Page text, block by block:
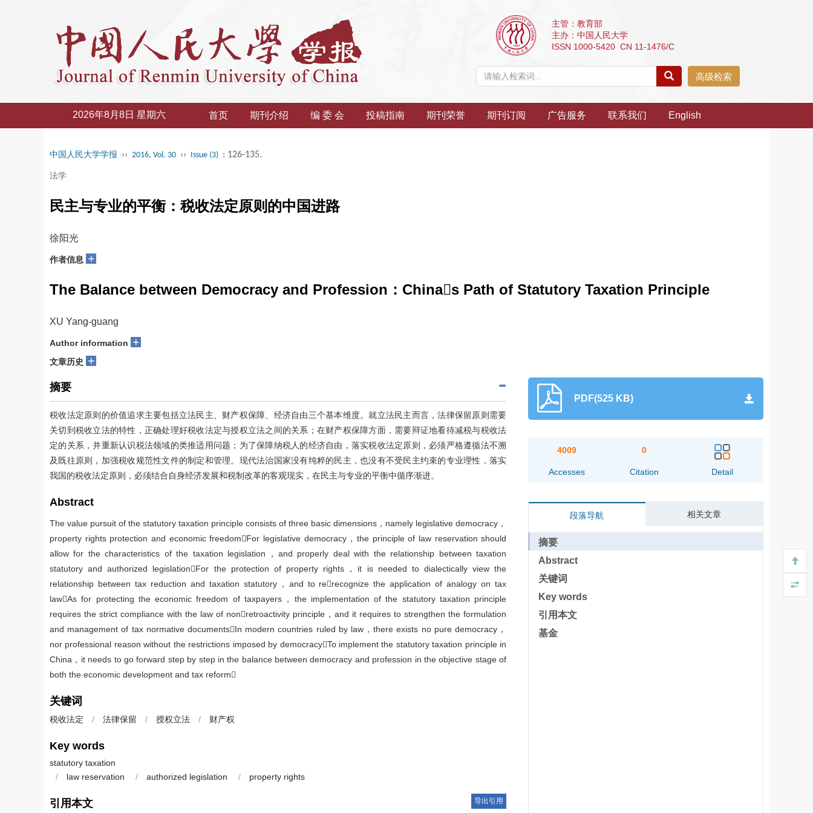
主管：教育部
主办：中国人民大学
ISSN 1000-5420 CN 11-1476/C
高级检索
2026年8月8日 星期六 首页 期刊介绍 编 委 会 投稿指南 期刊荣誉 期刊订阅 广告服务 联系我们 English
中国人民大学学报 ›› 2016, Vol. 30 ›› Issue (3) : 126-135.
法学
民主与专业的平衡：税收法定原则的中国进路
徐阳光
作者信息 +
The Balance between Democracy and Profession：Chinas Path of Statutory Taxation Principle
XU Yang-guang
Author information +
文章历史 +
摘要
税收法定原则的价值追求主要包括立法民主、财产权保障、经济自由三个基本维度。就立法民主而言，法律保留原则需要
关切到税收立法的特性，正确处理好税收法定与授权立法之间的关系；在财产权保障方面，需要辩证地看待减税与税收法
定的关系，并重新认识税法领域的类推适用问题；为了保障纳税人的经济自由，落实税收法定原则，必须严格遵循法不溯
及既往原则，加强税收规范性文件的制定和管理。现代法治国家没有纯粹的民主，也没有不受民主约束的专业理性，落实
我国的税收法定原则，必须结合自身经济发展和税制改革的客观现实，在民主与专业的平衡中循序渐进。
Abstract
The value pursuit of the statutory taxation principle consists of three basic dimensions，namely legislative democracy，
property rights protection and economic freedomFor legislative democracy，the principle of law reservation should
allow for the characteristics of the taxation legislation，and properly deal with the relationship between taxation
statutory and authorized legislationFor the protection of property rights，it is needed to dialectically view the
relationship between tax reduction and taxation statutory，and to rerecognize the application of analogy on tax
lawAs for protecting the economic freedom of taxpayers，the implementation of the statutory taxation principle
requires the strict compliance with the law of nonretroactivity principle，and it requires to strengthen the formulation
and management of tax normative documentsIn modern countries ruled by law，there exists no pure democracy，
nor professional reason without the restrictions imposed by democracyTo implement the statutory taxation principle in
China，it needs to go forward step by step in the balance between democracy and profession in the objective stage of
both the economic development and tax reform
关键词
税收法定 / 法律保留 / 授权立法 / 财产权
Key words
statutory taxation
/
law reservation / authorized legislation / property rights
引用本文 导出引用
PDF(525 KB)
4009
Accesses
0
Citation Detail
段落导航 相关文章
摘要
Abstract
关键词
Key words
引用本文
基金